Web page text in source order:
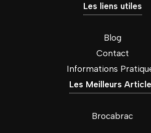
Les liens utiles
Blog
Contact
Informations
Les Meilleurs
Brocabrac